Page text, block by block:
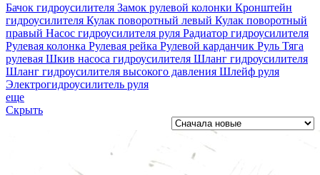
Бачок гидроусилителя Замок рулевой колонки Кронштейн
гидроусилителя Кулак поворотный левый Кулак поворотный
правый Насос гидроусилителя руля Радиатор гидроусилителя
Рулевая колонка Рулевая рейка Рулевой карданчик Руль Тяга
рулевая Шкив насоса гидроусилителя Шланг гидроусилителя
Шланг гидроусилителя высокого давления Шлейф руля
Электрогидроусилитель руля
еще
Скрыть